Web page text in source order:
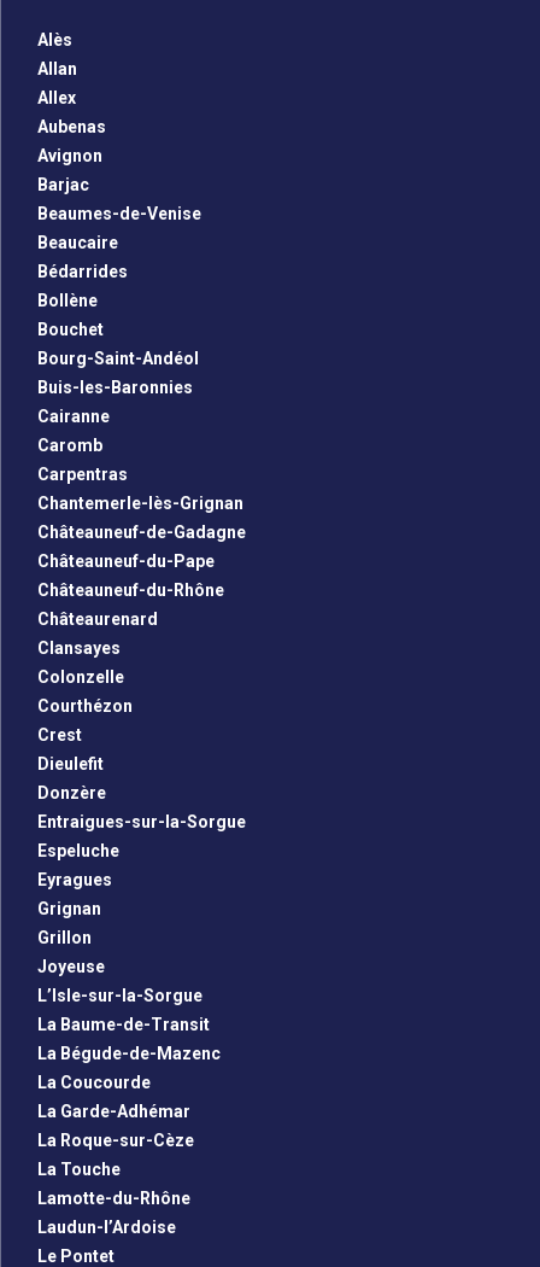
Alès
Allan
Allex
Aubenas
Avignon
Barjac
Beaumes-de-Venise
Beaucaire
Bédarrides
Bollène
Bouchet
Bourg-Saint-Andéol
Buis-les-Baronnies
Cairanne
Caromb
Carpentras
Chantemerle-lès-Grignan
Châteauneuf-de-Gadagne
Châteauneuf-du-Pape
Châteauneuf-du-Rhône
Châteaurenard
Clansayes
Colonzelle
Courthézon
Crest
Dieulefit
Donzère
Entraigues-sur-la-Sorgue
Espeluche
Eyragues
Grignan
Grillon
Joyeuse
L’Isle-sur-la-Sorgue
La Baume-de-Transit
La Bégude-de-Mazenc
La Coucourde
La Garde-Adhémar
La Roque-sur-Cèze
La Touche
Lamotte-du-Rhône
Laudun-l’Ardoise
Le Pontet